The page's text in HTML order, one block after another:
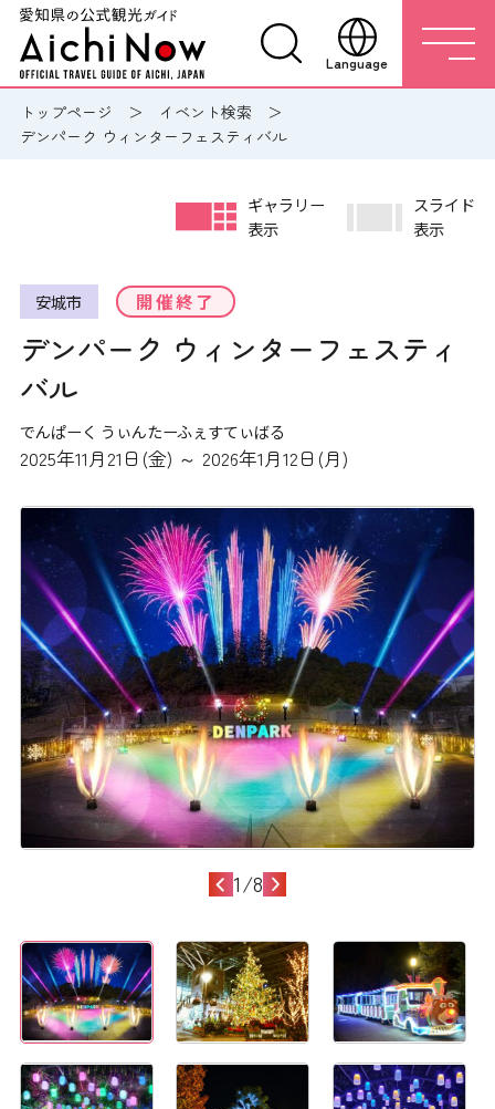
Language
トップページ
イベント検索
デンパーク ウィンターフェスティバル
安城市 開催終了
デンパーク ウィンターフェスティ
バル
でんぱーく うぃんたーふぇすてぃばる
2025年11月21日(金) ～ 2026年1月12日(月)
ギャラリー
表示
スライド
表示
1/8